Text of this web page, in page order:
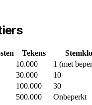
Tekens
10.000
1 (met
30.000
10
100.000
30
500.000
Onbeperkt